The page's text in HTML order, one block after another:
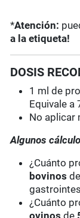
*Atención:
a la etiqueta!
DOSIS
1 ml de
Equivale a
No aplicar
Algunos
¿Cuánto
bovinos
¿Cuánto